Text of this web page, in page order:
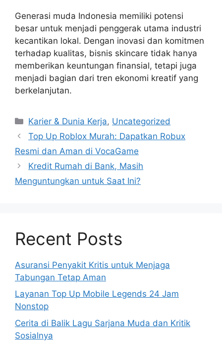
Generasi muda Indonesia memiliki potensi
besar untuk menjadi penggerak utama industri
kecantikan lokal. Dengan inovasi dan komitmen
terhadap kualitas, bisnis skincare tidak hanya
memberikan keuntungan finansial, tetapi juga
menjadi bagian dari tren ekonomi kreatif yang
berkelanjutan.
Kategori
Karier & Dunia Kerja, Uncategorized
Top Up Roblox Murah: Dapatkan Robux
Resmi dan Aman di VocaGame
Kredit Rumah di Bank, Masih
Menguntungkan untuk Saat Ini?
Recent Posts
Asuransi Penyakit Kritis untuk Menjaga
Tabungan Tetap Aman
Layanan Top Up Mobile Legends 24 Jam
Nonstop
Cerita di Balik Lagu Sarjana Muda dan Kritik
Sosialnya